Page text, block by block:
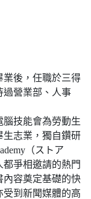
業後，任職於三得
過營業部、人事
技能會為勞動生
生志業，獨自鑽研
（ストア
爭相邀請的熱門
內容奠定基礎的快
受到新聞媒體的高